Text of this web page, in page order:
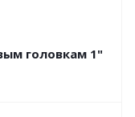
головкам 1"